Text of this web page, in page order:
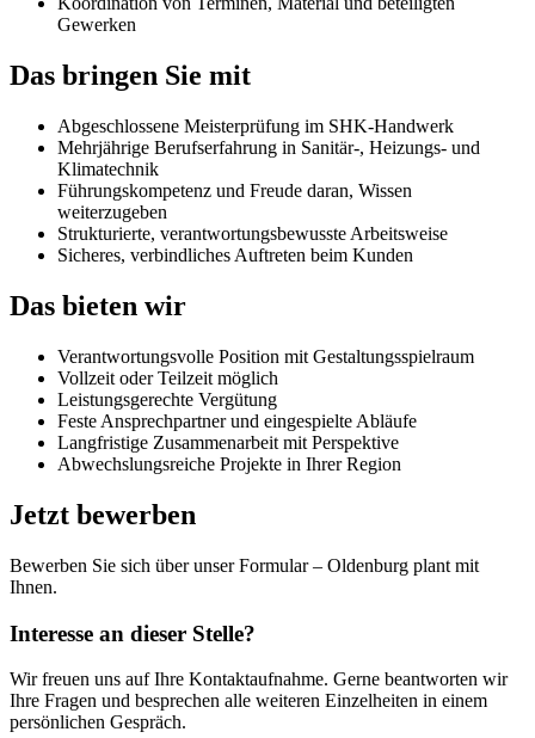
Gewerken
Das bringen Sie mit
Abgeschlossene Meisterprüfung im SHK-Handwerk
Mehrjährige Berufserfahrung in Sanitär-, Heizungs- und
Klimatechnik
Führungskompetenz und Freude daran, Wissen
weiterzugeben
Strukturierte, verantwortungsbewusste Arbeitsweise
Sicheres, verbindliches Auftreten beim Kunden
Das bieten wir
Verantwortungsvolle Position mit Gestaltungsspielraum
Vollzeit oder Teilzeit möglich
Leistungsgerechte Vergütung
Feste Ansprechpartner und eingespielte Abläufe
Langfristige Zusammenarbeit mit Perspektive
Abwechslungsreiche Projekte in Ihrer Region
Jetzt bewerben
Bewerben Sie sich über unser Formular – Oldenburg plant mit
Ihnen.
Interesse an dieser Stelle?
Wir freuen uns auf Ihre Kontaktaufnahme. Gerne beantworten wir
Ihre Fragen und besprechen alle weiteren Einzelheiten in einem
persönlichen Gespräch.